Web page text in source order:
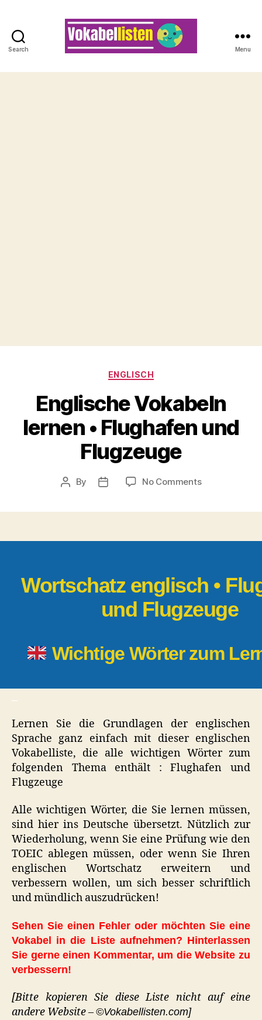
Search Menu
Categories
ENGLISCH
Englische Vokabeln
lernen • Flughafen und
Flugzeuge
Post
By
Post
No Commentson
Wortschatz englisch •
und Flugzeuge
Wichtige Wörter zum
Lernen Sie die Grundlagen der englischen
Sprache ganz einfach mit dieser englischen
Vokabelliste, die alle wichtigen Wörter zum
folgenden Thema enthält : Flughafen und
Flugzeuge
Alle wichtigen Wörter, die Sie lernen müssen,
sind hier ins Deutsche übersetzt. Nützlich zur
Wiederholung, wenn Sie eine Prüfung wie den
TOEIC ablegen müssen, oder wenn Sie Ihren
englischen Wortschatz erweitern und
verbessern wollen, um sich besser schriftlich
und mündlich auszudrücken!
Sehen Sie einen Fehler oder möchten Sie eine
Vokabel in die Liste aufnehmen? Hinterlassen
Sie gerne einen Kommentar, um die Website zu
verbessern!
[Bitte kopieren Sie diese Liste nicht auf eine
andere Website – ©Vokabellisten.com]